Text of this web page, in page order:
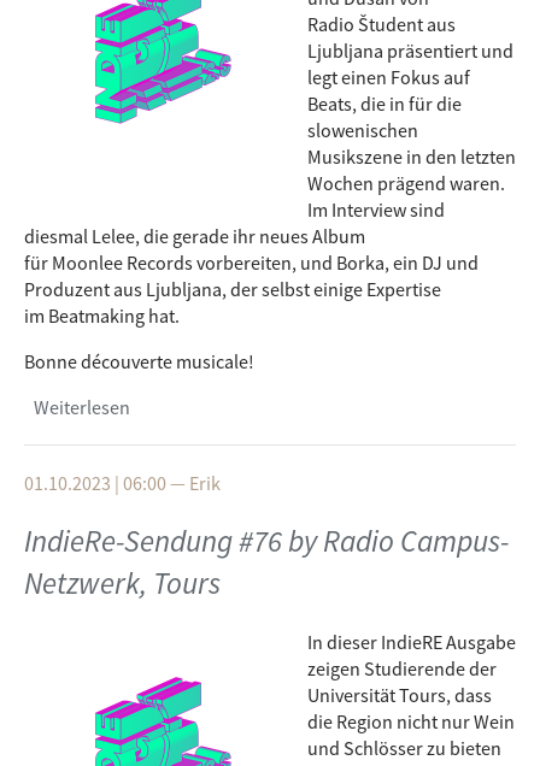
Radio Študent aus
Ljubljana präsentiert und
legt einen Fokus auf
Beats, die in für die
slowenischen
Musikszene in den letzten
Wochen prägend waren.
Im Interview sind
diesmal Lelee, die gerade ihr neues Album
für Moonlee Records vorbereiten, und Borka, ein DJ und
Produzent aus Ljubljana, der selbst einige Expertise
im Beatmaking hat.
Bonne découverte musicale!
Weiterlesen
01.10.2023 | 06:00— Erik
IndieRe-Sendung #76 by Radio Campus-
Netzwerk, Tours
In dieser IndieRE Ausgabe
zeigen Studierende der
Universität Tours, dass
die Region nicht nur Wein
und Schlösser zu bieten